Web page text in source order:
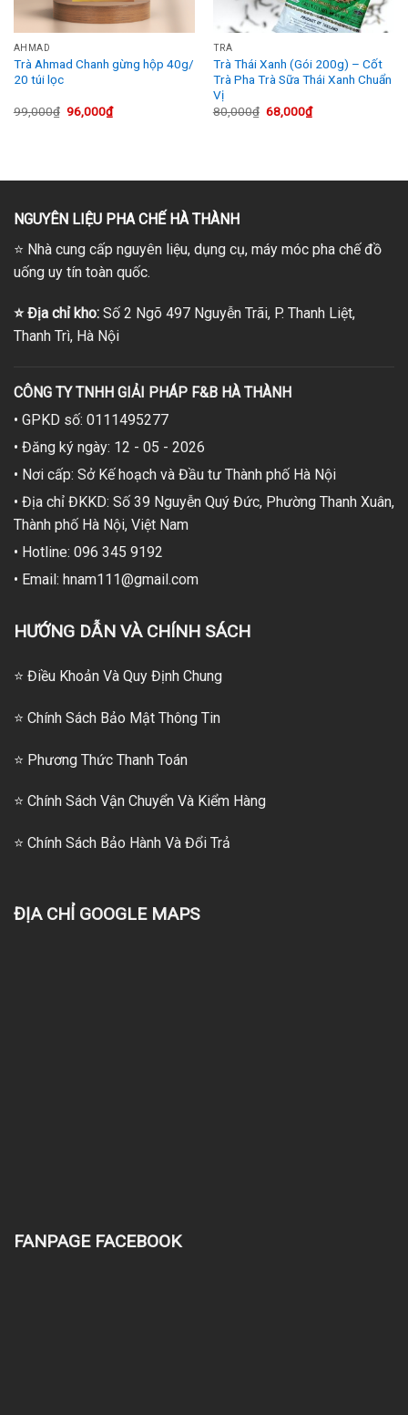
AHMAD
Trà Ahmad Chanh gừng hộp 40g/
20 túi lọc
99,000₫ Giá
gốc
96,000₫Giá
hiện
TRÀ
Trà Thái Xanh (Gói 200g) – Cốt
Trà Pha Trà Sữa Thái Xanh Chuẩn
Vị
80,000₫ Giá
gốc
68,000₫Giá
hiện
NGUYÊN LIỆU PHA CHẾ HÀ THÀNH
⭐ Nhà cung cấp nguyên liệu, dụng cụ, máy móc pha chế đồ
uống uy tín toàn quốc.
⭐Địa chỉ kho: Số 2 Ngõ 497 Nguyễn Trãi, P. Thanh Liệt,
Thanh Trì, Hà Nội
CÔNG TY TNHH GIẢI PHÁP F&B HÀ THÀNH
• GPKD số: 0111495277
• Đăng ký ngày: 12 - 05 - 2026
• Nơi cấp: Sở Kế hoạch và Đầu tư Thành phố Hà Nội
• Địa chỉ ĐKKD: Số 39 Nguyễn Quý Đức, Phường Thanh Xuân,
Thành phố Hà Nội, Việt Nam
• Hotline: 096 345 9192
• Email: hnam111@gmail.com
HƯỚNG DẪN VÀ CHÍNH SÁCH
⭐ Điều Khoản Và Quy Định Chung
⭐ Chính Sách Bảo Mật Thông Tin
⭐ Phương Thức Thanh Toán
⭐ Chính Sách Vận Chuyển Và Kiểm Hàng
⭐ Chính Sách Bảo Hành Và Đổi Trả
ĐỊA CHỈ GOOGLE MAPS
FANPAGE FACEBOOK